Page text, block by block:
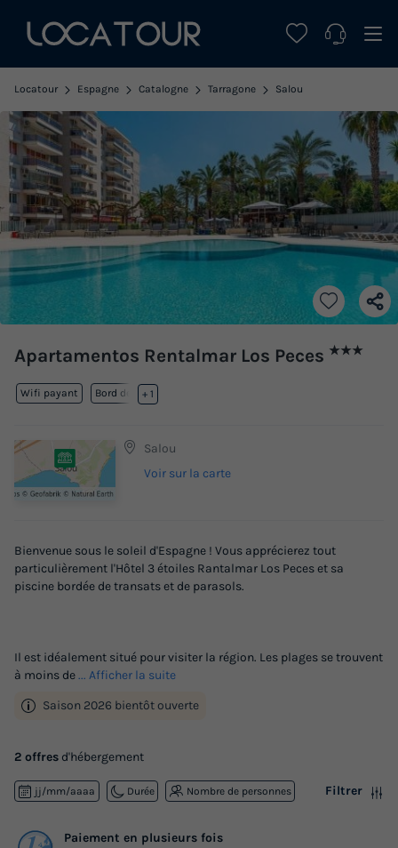
Locatour Espagne Catalogne Tarragone Salou
Apartamentos Rentalmar Los Peces ★★★
Wifi payant Bord de mer
+ 1
Salou
Voir sur la carte
Bienvenue sous le soleil d'Espagne ! Vous apprécierez tout
particulièrement l'Hôtel 3 étoiles Rantalmar Los Peces et sa
piscine bordée de transats et de parasols.
Il est idéalement situé pour visiter la région. Les plages se trouvent
à moins de... Afficher la suite
Saison 2026 bientôt ouverte
2 offres d'hébergement
jj/mm/aaaa Durée Nombre de personnes Filtrer
Paiement en plusieurs fois